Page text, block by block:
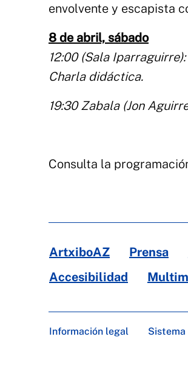
envolvente y escapista
8 de abril, sábado
12:00 (Sala
Charla didáctica.
19:30 Zabala (Jon
Consulta la
ArtxiboAZ Prensa
Accesibilidad
Información legal